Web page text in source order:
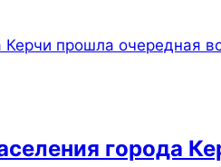
города